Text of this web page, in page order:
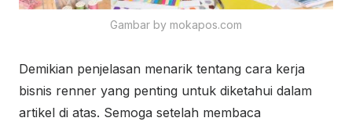
Gambar by mokapos.com
Demikian penjelasan menarik tentang cara kerja
bisnis renner yang penting untuk diketahui dalam
artikel di atas. Semoga setelah membaca